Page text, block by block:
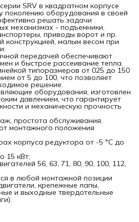
SRV в квадратном корпусе
поколению оборудования в своей
решать задачи
механизмах - подъемники,
приводы ворот и пр.
конструкцией, малым весом при
передачей обеспечивают
и быстрое рассеивание тепла.
типоразмеров от 025 до 150
от 5 до 100, что позволяет
решение.
оборудования, изготовлен
давлением, что гарантирует
и механическую прочность
простота обслуживания.
монтажного положения
корпуса редуктора от -5 °C до
15 кВт;
56, 63, 71, 80, 90, 100, 112,
в любой монтажной позиции
крепежные лапы,
и выходные твердотельные